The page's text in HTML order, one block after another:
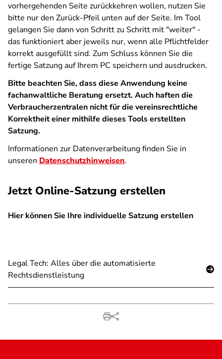
vorhergehenden Seite zurückkehren wollen, nutzen Sie
bitte nur den Zurück-Pfeil unten auf der Seite. Im Tool
gelangen Sie dann von Schritt zu Schritt mit "weiter" -
das funktioniert aber jeweils nur, wenn alle Pflichtfelder
korrekt ausgefüllt sind. Zum Schluss können Sie die
fertige Satzung auf Ihrem PC speichern und ausdrucken.
Bitte beachten Sie, dass diese Anwendung keine
fachanwaltliche Beratung ersetzt. Auch haften die
Verbraucherzentralen nicht für die vereinsrechtliche
Korrektheit einer mithilfe dieses Tools erstellten
Satzung.
Informationen zur Datenverarbeitung finden Sie in
unseren Datenschutzhinweisen.
Jetzt Online-Satzung erstellen
Hier können Sie Ihre individuelle Satzung erstellen
Legal Tech: Alles über die automatisierte
Rechtsdienstleistung